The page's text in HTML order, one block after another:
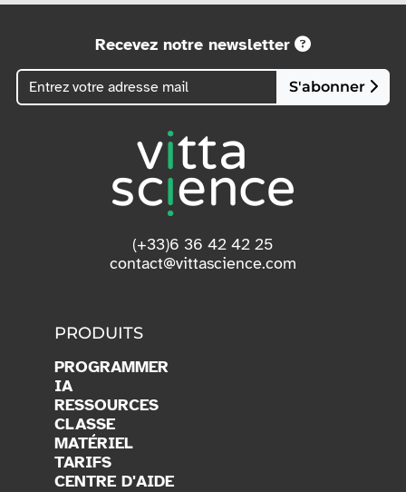
Recevez notre newsletter
S'abonner
(+33)6 36 42 42 25
contact@vittascience.com
PRODUITS
PROGRAMMER
IA
RESSOURCES
CLASSE
MATÉRIEL
TARIFS
CENTRE D'AIDE